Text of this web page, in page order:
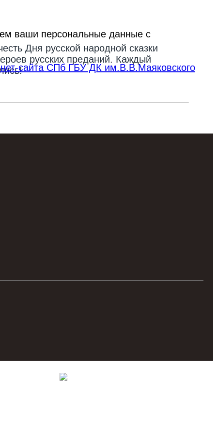
Дня русской народной сказки
русских преданий. Каждый
ваши персональные данные с
сайта СПб ГБУ ДК им.В.В.Маяковского